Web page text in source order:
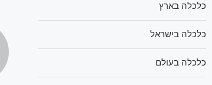
כלכלה בארץ
כלכלה בישראל
כלכלה בעולם